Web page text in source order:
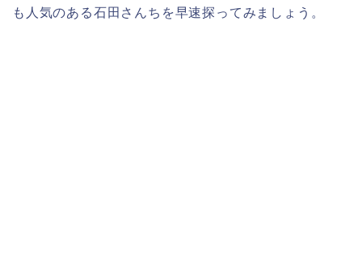
も人気のある石田さんちを早速探ってみましょう。